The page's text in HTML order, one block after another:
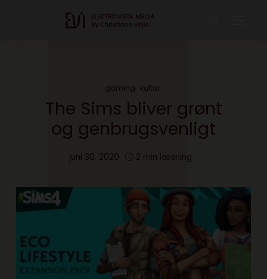
gaming kultur
The Sims bliver grønt
og genbrugsvenligt
juni 30, 2020 2 min læsning